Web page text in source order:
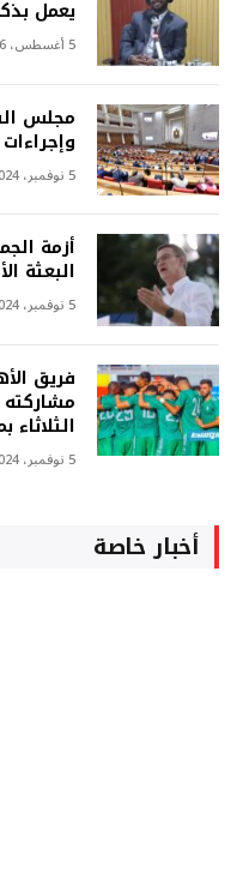
يعمل
5 أغسطس، 2026
مجلس
5 نوفمبر، 2024
أزمة
البعثة
5 نوفمبر، 2024
فريق
5 نوفمبر، 2024
أخبار خاصة